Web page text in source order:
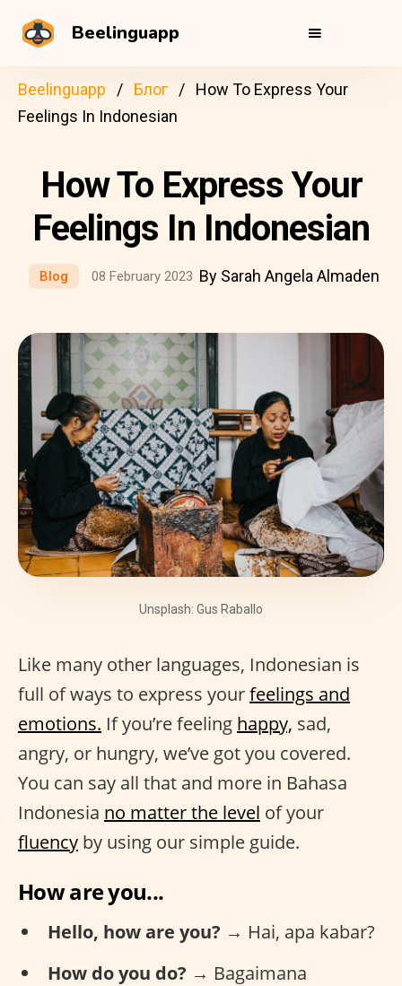
Beelinguapp
Beelinguapp Блог
How To Express Your
Feelings In Indonesian
How To Express Your
Feelings In Indonesian
Blog 08 February 2023 By Sarah Angela Almaden
Unsplash: Gus Raballo
Like many other languages, Indonesian is
full of ways to express yourfeelings and
emotions. If you’re feeling happy, sad,
angry, or hungry, we’ve got you covered.
You can say all that and more in Bahasa
Indonesia no matter the level of your
fluency by using our simple guide.
How are you...
Hello, how are you? → Hai, apa kabar?
How do you do? → Bagaimana